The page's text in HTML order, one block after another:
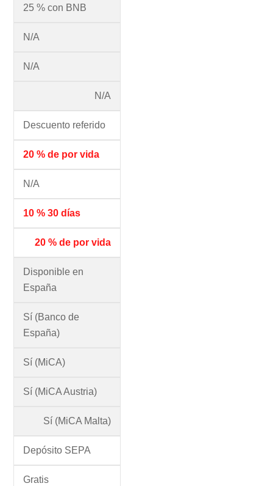
25 % con BNB
N/A
N/A
N/A
Descuento referido
20 % de por vida
N/A
10 % 30 días
20 % de por vida
Disponible en
España
Sí (Banco de
España)
Sí (MiCA)
Sí (MiCA Austria)
Sí (MiCA Malta)
Depósito SEPA
Gratis